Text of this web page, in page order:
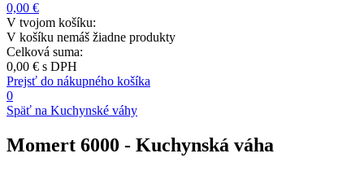
0,00 €
V tvojom košíku:
V košíku nemáš žiadne produkty
Celková suma:
0,00 € s DPH
Prejsť do nákupného košíka
0
Späť na Kuchynské váhy
Momert 6000 - Kuchynská váha